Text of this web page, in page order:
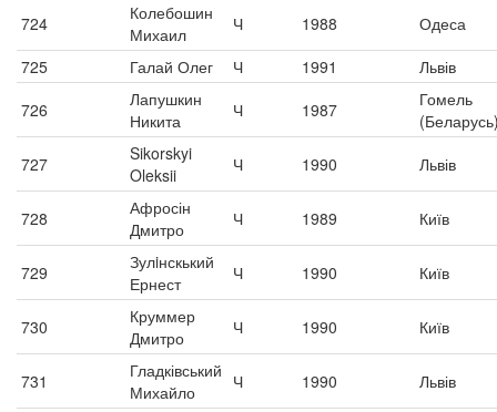
724
Колебошин
Михаил
Ч 1988
Одеса
725
Галай Олег Ч 1991
Львів
726
Лапушкин
Никита
Ч 1987
Гомель
727
Sikorskyi
Oleksii
Ч 1990 Львів
728
Афросін
Дмитро
Ч 1989 Київ
729
Зулiнскький
Ернест
Ч 1990 Київ
730
Круммер
Дмитро
Ч 1990 Київ
731
Гладківський
Михайло
Ч 1990 Львів